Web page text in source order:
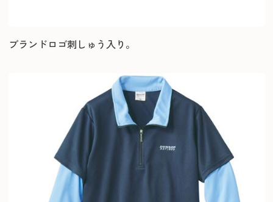
ブランドロゴ刺しゅう入り。